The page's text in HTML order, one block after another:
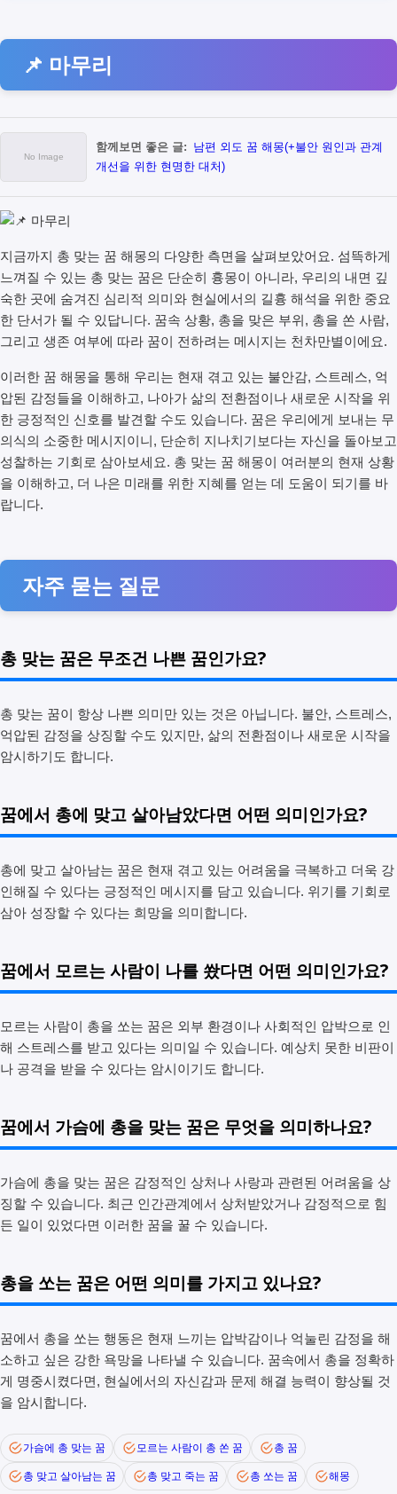
📌 마무리
함께보면 좋은 글: 남편 외도 꿈 해몽(+불안 원인과 관계
개선을 위한 현명한 대처)
지금까지 총 맞는 꿈 해몽의 다양한 측면을 살펴보았어요. 섬뜩하게
느껴질 수 있는 총 맞는 꿈은 단순히 흉몽이 아니라, 우리의 내면 깊
숙한 곳에 숨겨진 심리적 의미와 현실에서의 길흉 해석을 위한 중요
한 단서가 될 수 있답니다. 꿈속 상황, 총을 맞은 부위, 총을 쏜 사람,
그리고 생존 여부에 따라 꿈이 전하려는 메시지는 천차만별이에요.
이러한 꿈 해몽을 통해 우리는 현재 겪고 있는 불안감, 스트레스, 억
압된 감정들을 이해하고, 나아가 삶의 전환점이나 새로운 시작을 위
한 긍정적인 신호를 발견할 수도 있습니다. 꿈은 우리에게 보내는 무
의식의 소중한 메시지이니, 단순히 지나치기보다는 자신을 돌아보고
성찰하는 기회로 삼아보세요. 총 맞는 꿈 해몽이 여러분의 현재 상황
을 이해하고, 더 나은 미래를 위한 지혜를 얻는 데 도움이 되기를 바
랍니다.
자주 묻는 질문
총 맞는 꿈은 무조건 나쁜 꿈인가요?
총 맞는 꿈이 항상 나쁜 의미만 있는 것은 아닙니다. 불안, 스트레스,
억압된 감정을 상징할 수도 있지만, 삶의 전환점이나 새로운 시작을
암시하기도 합니다.
꿈에서 총에 맞고 살아남았다면 어떤 의미인가요?
총에 맞고 살아남는 꿈은 현재 겪고 있는 어려움을 극복하고 더욱 강
인해질 수 있다는 긍정적인 메시지를 담고 있습니다. 위기를 기회로
삼아 성장할 수 있다는 희망을 의미합니다.
꿈에서 모르는 사람이 나를 쐈다면 어떤 의미인가요?
모르는 사람이 총을 쏘는 꿈은 외부 환경이나 사회적인 압박으로 인
해 스트레스를 받고 있다는 의미일 수 있습니다. 예상치 못한 비판이
나 공격을 받을 수 있다는 암시이기도 합니다.
꿈에서 가슴에 총을 맞는 꿈은 무엇을 의미하나요?
가슴에 총을 맞는 꿈은 감정적인 상처나 사랑과 관련된 어려움을 상
징할 수 있습니다. 최근 인간관계에서 상처받았거나 감정적으로 힘
든 일이 있었다면 이러한 꿈을 꿀 수 있습니다.
총을 쏘는 꿈은 어떤 의미를 가지고 있나요?
꿈에서 총을 쏘는 행동은 현재 느끼는 압박감이나 억눌린 감정을 해
소하고 싶은 강한 욕망을 나타낼 수 있습니다. 꿈속에서 총을 정확하
게 명중시켰다면, 현실에서의 자신감과 문제 해결 능력이 향상될 것
을 암시합니다.
가슴에 총 맞는 꿈 모르는 사람이 총 쏜 꿈
총 꿈
총 맞고 살아남는 꿈
총 맞고 죽는 꿈 총 쏘는 꿈 해몽